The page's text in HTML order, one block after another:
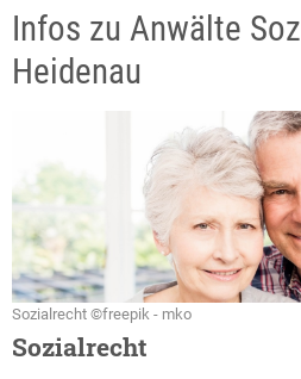
Infos zu Anwälte
Heidenau
Sozialrecht ©freepik - mko
Sozialrecht